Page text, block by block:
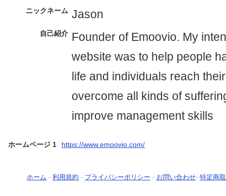
ニックネーム Jason
自己紹介 Founder of Emoovio. My
website was to help people
life and individuals reach
overcome all kinds of
improve management skills
ホームページ 1 https://www.emoovio.com/
ホーム - 利用規約 - プライバシーポリシー - お問い合わせ- 特定商